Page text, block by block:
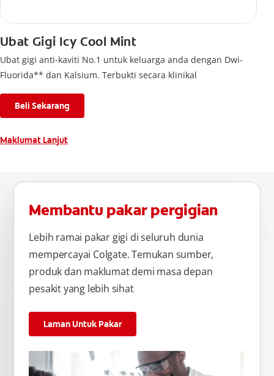
Ubat Gigi Icy Cool Mint
Ubat gigi anti-kaviti No.1 untuk keluarga anda dengan Dwi-
Fluorida** dan Kalsium. Terbukti secara klinikal
Beli Sekarang
Maklumat Lanjut
Membantu pakar pergigian
Lebih ramai pakar gigi di seluruh dunia
mempercayai Colgate. Temukan sumber,
produk dan maklumat demi masa depan
pesakit yang lebih sihat
Laman Untuk Pakar